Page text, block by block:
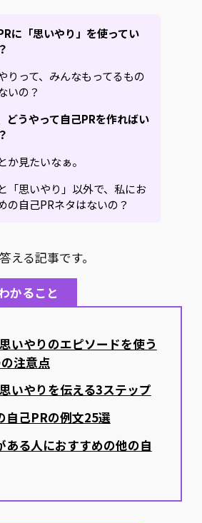
に「思いやり」を使ってい
りって、みんなもってるもの
いの？
どうやって自己PRを作ればい
か見たいなぁ。
「思いやり」以外で、私にお
の自己PRネタはないの？
える記事です。
かること
いやりのエピソードを使う
注意点
いやりを伝える3ステップ
自己PRの例文25選
ある人におすすめの他の自